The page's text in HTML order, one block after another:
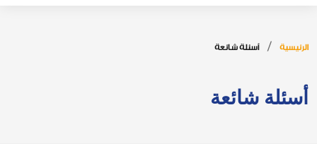
الرئيسية أسئلة شائعة
أسئلة شائعة